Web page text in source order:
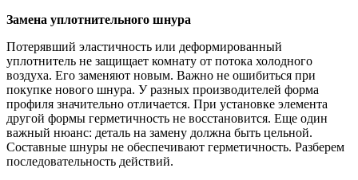
Замена уплотнительного шнура
Потерявший эластичность или деформированный
уплотнитель не защищает комнату от потока холодного
воздуха. Его заменяют новым. Важно не ошибиться при
покупке нового шнура. У разных производителей форма
профиля значительно отличается. При установке элемента
другой формы герметичность не восстановится. Еще один
важный нюанс: деталь на замену должна быть цельной.
Составные шнуры не обеспечивают герметичность. Разберем
последовательность действий.